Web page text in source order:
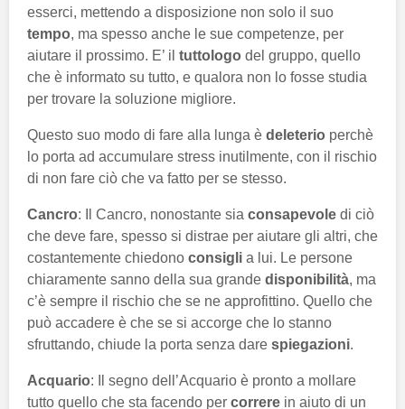
esserci, mettendo a disposizione non solo il suo
tempo, ma spesso anche le sue competenze, per
aiutare il prossimo. E’ il tuttologo del gruppo, quello
che è informato su tutto, e qualora non lo fosse studia
per trovare la soluzione migliore.
Questo suo modo di fare alla lunga è deleterio perchè
lo porta ad accumulare stress inutilmente, con il rischio
di non fare ciò che va fatto per se stesso.
Cancro: Il Cancro, nonostante sia consapevole di ciò
che deve fare, spesso si distrae per aiutare gli altri, che
costantemente chiedono consigli a lui. Le persone
chiaramente sanno della sua grande disponibilità, ma
c’è sempre il rischio che se ne approfittino. Quello che
può accadere è che se si accorge che lo stanno
sfruttando, chiude la porta senza dare spiegazioni.
Acquario: Il segno dell’Acquario è pronto a mollare
tutto quello che sta facendo per correre in aiuto di un